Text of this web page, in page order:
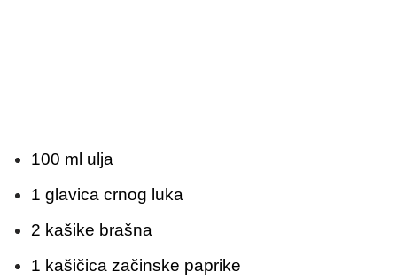
100 ml ulja
1 glavica crnog luka
2 kašike brašna
1 kašičica začinske paprike